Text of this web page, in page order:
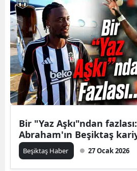
Bir "Yaz Aşkı"ndan
Abraham'ın Beşiktaş
Beşiktaş Haber 27 Ocak 2026